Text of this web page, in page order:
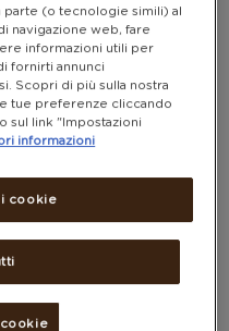
parte (o tecnologie simili) al
navigazione web, fare
informazioni utili per
fornirti annunci
Scopri di più sulla nostra
tue preferenze cliccando
sul link "Impostazioni
informazioni
cookie
cookie